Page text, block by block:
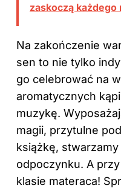
zaskoczą każdego
Na zakończenie
sen to nie tylko
go celebrować na
aromatycznych
muzykę.
magii, przytulne
książkę,
odpoczynku. A
klasie materaca!